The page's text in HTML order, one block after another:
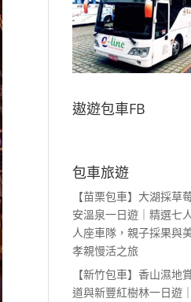
遨遊包車FB
包車旅遊
【苗栗包車】大湖採草
安溫泉一日遊｜精選七
人座車隊，親子採果與
孝親慢活之旅
【新竹包車】香山濕地
道與新豐紅樹林一日遊